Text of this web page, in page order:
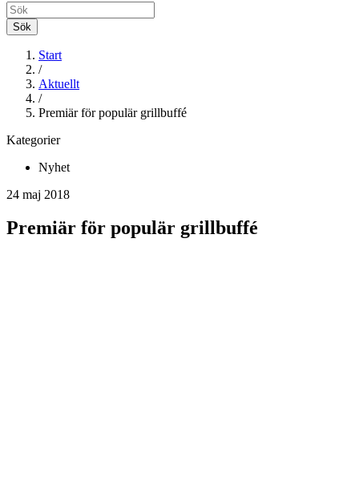
Sök
Start
/
Aktuellt
/
Premiär för populär grillbuffé
Kategorier
Nyhet
24 maj 2018
Premiär för populär grillbuffé